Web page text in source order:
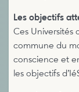
Les objectifs
Ces Universités
commune du
conscience et
les objectifs